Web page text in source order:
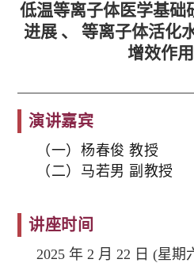
低温等离子体医学基础
进展 、 等离子体活化
增效作
演讲嘉宾
（一）杨春俊 教授
（二）马若男 副教授
讲座时间
2025年 2 月 22 日 (星期